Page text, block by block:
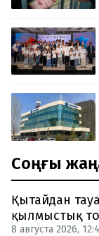
Соңғы
Қытайдан
қылмыстық
8 августа 2026,